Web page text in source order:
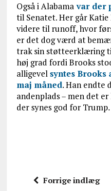
Også i Alabamavar der
til Senatet. Her går
videre til runoff, hvor
er det dog værd at
trak sin støtteerklæring
høj grad fordi Brooks
alligevel syntes Brooks
maj måned. Han endte
andenplads – men det
der synes god for Trump.
Forrige indlæg